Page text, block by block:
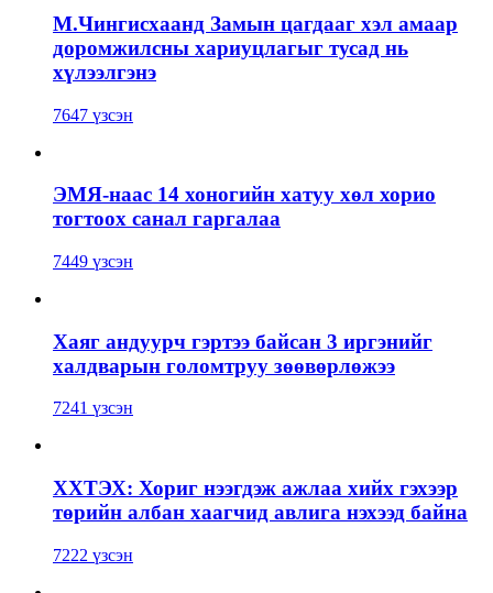
М.Чингисхаанд Замын цагдааг хэл амаар
доромжилсны хариуцлагыг тусад нь
хүлээлгэнэ
7647 үзсэн
ЭМЯ-наас 14 хоногийн хатуу хөл хорио
тогтоох санал гаргалаа
7449 үзсэн
Хаяг андуурч гэртээ байсан 3 иргэнийг
халдварын голомтруу зөөвөрлөжээ
7241 үзсэн
ХХТЭХ: Хориг нээгдэж ажлаа хийх гэхээр
төрийн албан хаагчид авлига нэхээд байна
7222 үзсэн